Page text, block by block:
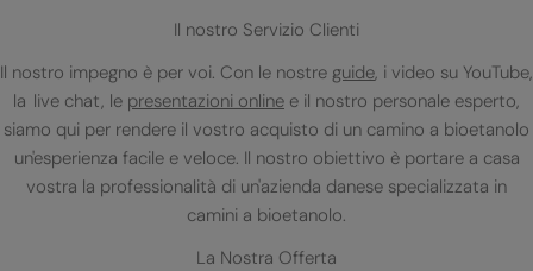
Il nostro Servizio Clienti
Il nostro impegno è per voi. Con le nostre guide, i video su YouTube,
la live chat, le presentazioni online e il nostro personale esperto,
siamo qui per rendere il vostro acquisto di un camino a bioetanolo
un'esperienza facile e veloce. Il nostro obiettivo è portare a casa
vostra la professionalità di un'azienda danese specializzata in
camini a bioetanolo.
La Nostra Offerta